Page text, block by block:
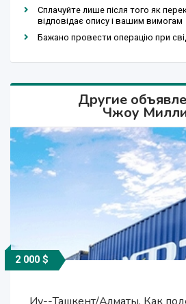
Сплачуйте лише після того як
відповідає опису і вашим вимогам
Бажано провести операцію при
Другие
Чжоу
2 000 $